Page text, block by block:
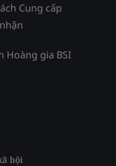
Cung cấp
Hoàng gia BSI
hội